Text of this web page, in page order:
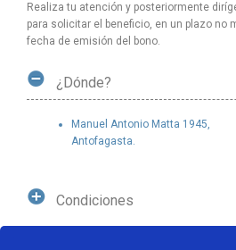
Realiza tu atención y posteriormente
para solicitar el beneficio, en un plazo no
fecha de emisión del bono.
¿Dónde?
Manuel Antonio Matta 1945,
Antofagasta.
Condiciones